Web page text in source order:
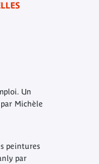
Un
Michèle
peintures
par